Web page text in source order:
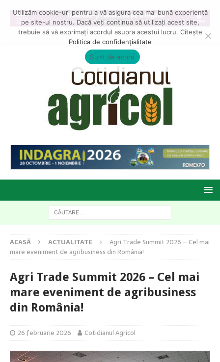
ACASĂ ACTUALITATE
Agri Trade Summit 2026 – Cel mai
mare eveniment de agribusiness din România!
Agri Trade Summit 2026 – Cel mai
mare eveniment de agribusiness
din România!
26 februarie 2026 Cotidianul Agricol
Utilizăm cookie-uri pentru a vă asigura cea mai bună experiență
pe site-ul nostru. Dacă veți continua să utilizați acest site,
trebuie să vă exprimați acordul asupra acestui lucru. Citește
Politica de confidențialitate
Sunt de acord